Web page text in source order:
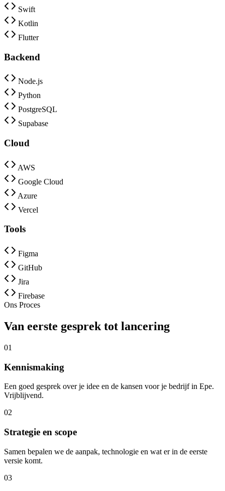
Swift
Kotlin
Flutter
Backend
Node.js
Python
PostgreSQL
Supabase
Cloud
AWS
Google Cloud
Azure
Vercel
Tools
Figma
GitHub
Jira
Firebase
Ons Proces
Van eerste gesprek tot lancering
01
Kennismaking
Een goed gesprek over je idee en de kansen voor je bedrijf in Epe.
Vrijblijvend.
02
Strategie en scope
Samen bepalen we de aanpak, technologie en wat er in de eerste
versie komt.
03